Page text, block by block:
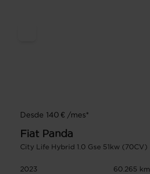
Desde 140 € /mes*
Fiat Panda
City Life Hybrid 1.0 Gse 51kw (70CV)
2023
60.265 km